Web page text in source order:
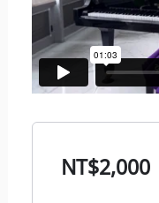
NT$2,000